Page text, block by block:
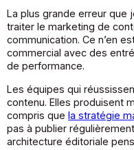
La plus grande erreur que
traiter le marketing de
communication. Ce n’en
commercial avec des
de performance.
Les équipes qui
contenu. Elles produisent
compris que la stratégie
pas à publier
architecture éditoriale